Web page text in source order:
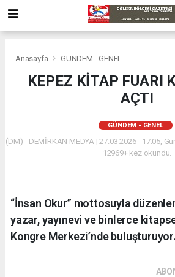
Anasayfa GÜNDEM - GENEL
KEPEZ KİTAP FUARI
AÇTI
GÜNDEM - GENEL
(DM) - DEMİRKAN MEDYA | 27.03.2026 - 17:05,
12969+ kez okundu.
“İnsan Okur” mottosuyla
yazar, yayınevi ve binlerce
Kongre Merkezi’nde buluşturuyor.